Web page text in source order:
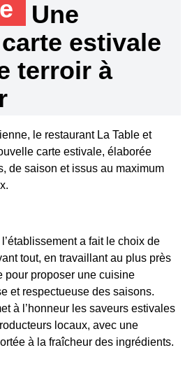
Une
estivale
terroir à
le restaurant La Table et
carte estivale, élaborée
de saison et issus au maximum
a fait le choix de
tout, en travaillant au plus près
pour proposer une cuisine
et respectueuse des saisons.
à l’honneur les saveurs estivales
locaux, avec une
à la fraîcheur des ingrédients.